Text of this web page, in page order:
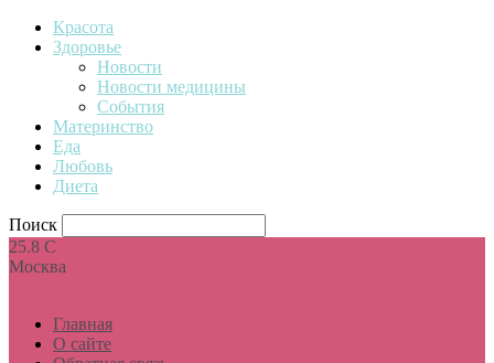
Красота
Здоровье
Новости
Новости медицины
События
Материнство
Еда
Любовь
Диета
Поиск
25.8 C
Москва
Главная
О сайте